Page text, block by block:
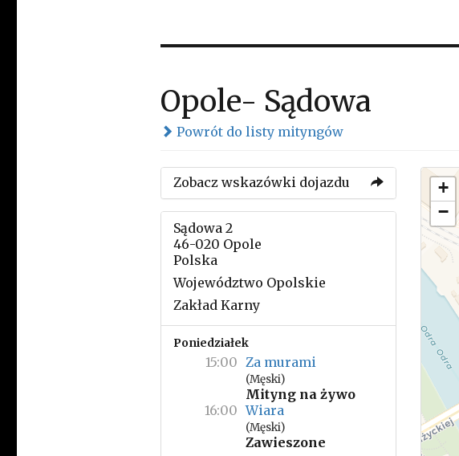
Opole- Sądowa
Powrót do listy mityngów
Zobacz wskazówki dojazdu
Sądowa 2
46-020 Opole
Polska
Województwo Opolskie
Zakład Karny
Poniedziałek
15:00 Za murami
(Męski)
Mityng na żywo
16:00 Wiara
(Męski)
Zawieszone
+
−